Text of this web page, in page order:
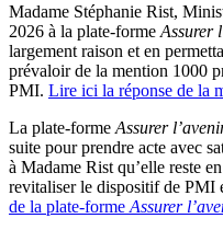
Madame Stéphanie Rist,
2026 à la plate-forme Assurer
largement raison et en
prévaloir de la mention 1000
PMI. Lire ici la réponse de la
La plate-forme Assurer
suite pour prendre acte avec
à Madame Rist qu’elle reste
revitaliser le dispositif de PMI
de la plate-forme Assurer